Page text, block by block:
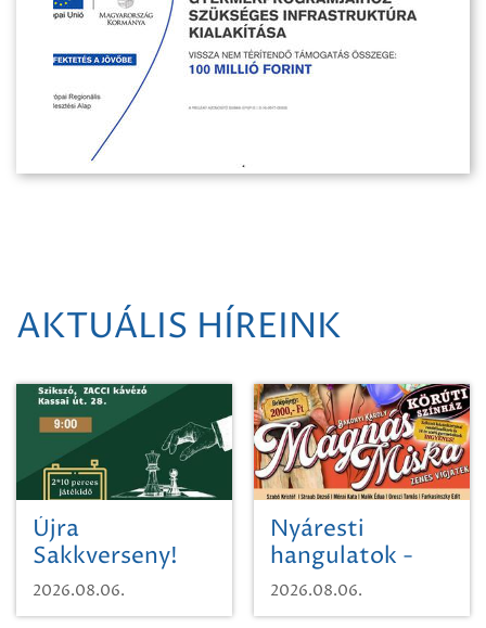
AKTUÁLIS HÍREINK
Újra
Sakkverseny!
2026.08.06.
Nyáresti
hangulatok -
Mágnás Miska
2026.08.06.